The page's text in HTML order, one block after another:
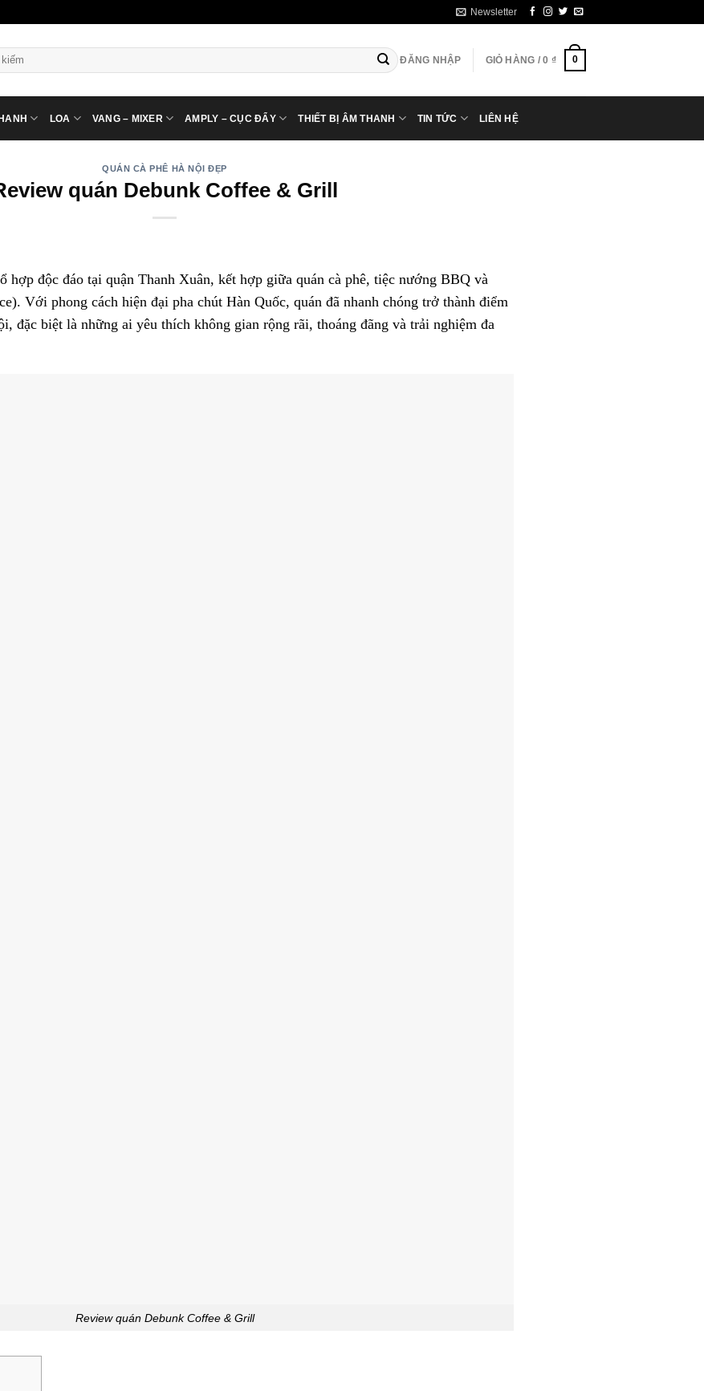
Newsletter
ĐĂNG NHẬP GIỎ HÀNG /0 ₫ 0
LOA VANG – MIXER AMPLY – CỤC ĐẨY THIẾT BỊ ÂM THANH TIN TỨC LIÊN HỆ
QUÁN CÀ PHÊ HÀ NỘI ĐẸP
quán Debunk Coffee & Grill
độc đáo tại quận Thanh Xuân, kết hợp giữa quán cà phê, tiệc nướng BBQ và
Với phong cách hiện đại pha chút Hàn Quốc, quán đã nhanh chóng trở thành điểm
đặc biệt là những ai yêu thích không gian rộng rãi, thoáng đãng và trải nghiệm đa
Review quán Debunk Coffee & Grill